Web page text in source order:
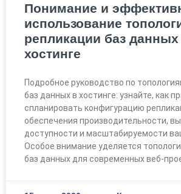
Понимание и
использование
репликации баз данных
хостинге
Подробное руководство по
баз данных в хостинге: узнайте, как
спланировать конфигурацию
обеспечения производительности,
доступности и масштабируемости
Особое внимание уделяется
баз данных для современных веб-